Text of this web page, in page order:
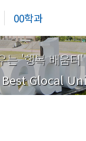
00학과
는 '행복 배움터
Glocal